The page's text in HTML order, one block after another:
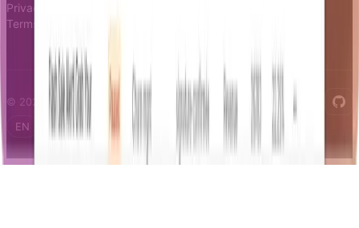
Privacy
Terms
© 2026 Notifizz. All rights reserved.
EN
FR IT